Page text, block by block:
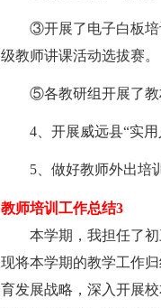
③开展了电子白板培训
级教师讲课活动选拔赛。
⑤各教研组开展了教
4、开展威远县“实用
5、做好教师外出培训
教师培训工作总结3
本学期，我担任了初
现将本学期的教学工作
育发展战略，深入开展